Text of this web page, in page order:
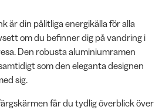
är din pålitliga energikälla för alla
om du befinner dig på vandring i
Den robusta aluminiumramen
som den eleganta designen
sig.
får du tydlig överblick över